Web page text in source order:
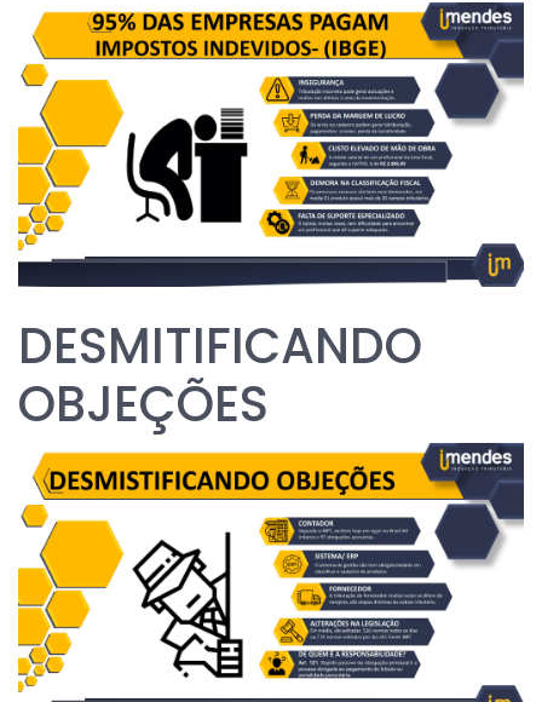
DESMITIFICANDO
OBJEÇÕES